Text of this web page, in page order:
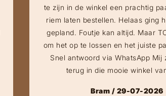
te zijn in de winkel een prachtig
riem laten bestellen. Helaas ging
gepland. Foutje kan altijd. Maar
om het op te lossen en het juiste
Snel antwoord via WhatsApp Mij
terug in die mooie winkel
Bram / 29-07-2026